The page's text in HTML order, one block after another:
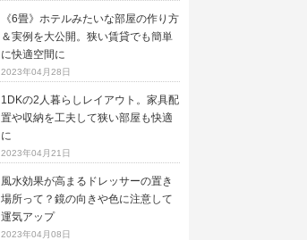
《6畳》ホテルみたいな部屋の作り方
＆実例を大公開。狭い賃貸でも簡単
に快適空間に
2023年04月28日
1DKの2人暮らしレイアウト。家具配
置や収納を工夫して狭い部屋も快適
に
2023年04月21日
風水効果が高まるドレッサーの置き
場所って？鏡の向きや色に注意して
運気アップ
2023年04月08日